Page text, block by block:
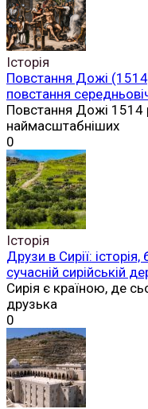
Історія
Повстання Дожі
повстання
Повстання Дожі 1514
наймасштабніших
0
Історія
Друзи в Сирії:
сучасній сирійській
Сирія є країною, де
друзька
0